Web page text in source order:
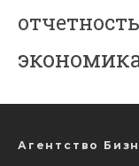
отчетность
Агентство